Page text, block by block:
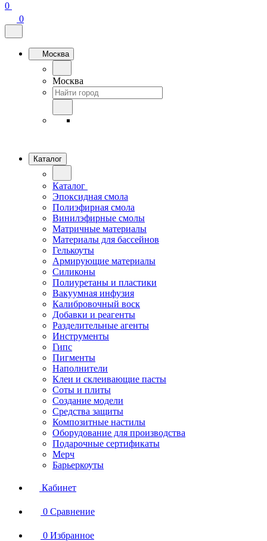
0
0
Москва
Москва
Каталог
Каталог
Эпоксидная смола
Полиэфирная смола
Винилэфирные смолы
Матричные материалы
Материалы для бассейнов
Гелькоуты
Армирующие материалы
Силиконы
Полиуретаны и пластики
Вакуумная инфузия
Калибровочный воск
Добавки и реагенты
Разделительные агенты
Инструменты
Гипс
Пигменты
Наполнители
Клеи и склеивающие пасты
Соты и плиты
Создание модели
Средства защиты
Композитные настилы
Оборудование для производства
Подарочные сертификаты
Мерч
Барьеркоуты
Кабинет
0 Сравнение
0 Избранное